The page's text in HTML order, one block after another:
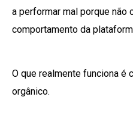
a performar mal porque não
comportamento da
O que realmente funciona é
orgânico.